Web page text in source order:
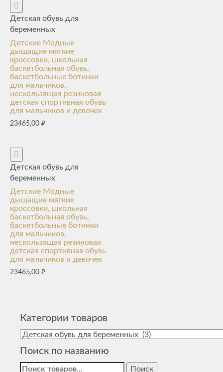
Детская обувь для
беременных
Детские Модные
дышащие мягкие
кроссовки, школьная
баскетбольная обувь,
баскетбольные ботинки
для мальчиков,
нескользящая резиновая
детская спортивная обувь
для мальчиков и девочек
23465,00 ₽
Детская обувь для
беременных
Детские Модные
дышащие мягкие
кроссовки, школьная
баскетбольная обувь,
баскетбольные ботинки
для мальчиков,
нескользящая резиновая
детская спортивная обувь
для мальчиков и девочек
23465,00 ₽
Категории товаров
Поиск по названию
Найти: